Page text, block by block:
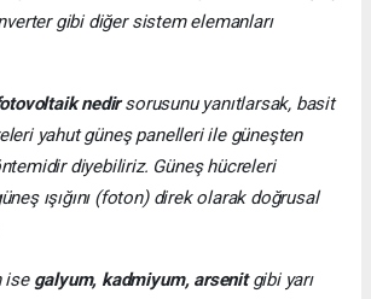
gibi diğer sistem elemanları
nedirsorusunu yanıtlarsak, basit
yahut güneş panelleri ile güneşten
diyebiliriz. Güneş hücreleri
ışığını (foton) direk olarak doğrusal
ise galyum, kadmiyum, arsenitgibi yarı